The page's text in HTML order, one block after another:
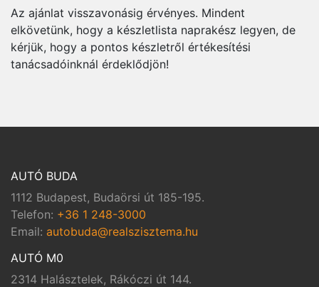
Az ajánlat visszavonásig érvényes. Mindent
elkövetünk, hogy a készletlista naprakész legyen, de
kérjük, hogy a pontos készletről értékesítési
tanácsadóinknál érdeklődjön!
AUTÓ BUDA
1112 Budapest, Budaörsi út 185-195.
Telefon: +36 1 248-3000
Email: autobuda@realszisztema.hu
AUTÓ M0
2314 Halásztelek, Rákóczi út 144.